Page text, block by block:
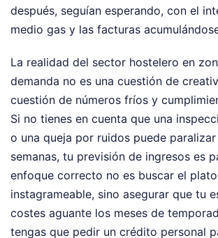
después, seguían esperando, con el
medio gas y las facturas
La realidad del sector hostelero en
demanda no es una cuestión de
cuestión de números fríos y
Si no tienes en cuenta que una
o una queja por ruidos puede
semanas, tu previsión de ingresos es
enfoque correcto no es buscar el
instagrameable, sino asegurar que tu
costes aguante los meses de
tengas que pedir un crédito personal